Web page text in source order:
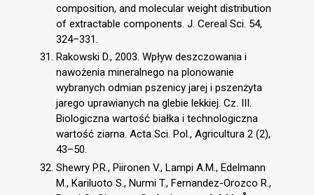
composition, and molecular weight distribution
of extractable components. J. Cereal Sci. 54,
324–331.
Rakowski D., 2003. Wpływ deszczowania i
nawożenia mineralnego na plonowanie
wybranych odmian pszenicy jarej i pszenżyta
jarego uprawianych na glebie lekkiej. Cz. III.
Biologiczna wartość białka i technologiczna
wartość ziarna. Acta Sci. Pol., Agricultura 2 (2),
43–50.
Shewry P.R., Piironen V., Lampi A.M., Edelmann
M., Kariluoto S., Nurmi T., Fernandez-Orozco R.,